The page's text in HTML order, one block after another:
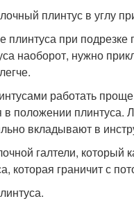
плинтус в углу
плинтуса при
наоборот, нужно
работать
в положении
вкладывают в
галтели, который
которая граничит с